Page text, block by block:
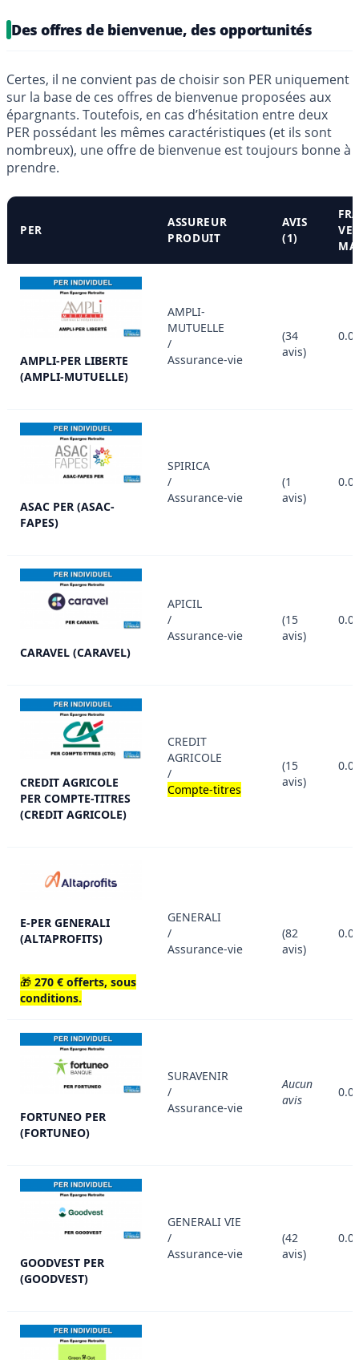
Des offres de bienvenue, des opportunités
Certes, il ne convient pas de choisir son PER uniquement
sur la base de ces offres de bienvenue proposées aux
épargnants. Toutefois, en cas d’hésitation entre deux
PER possédant les mêmes caractéristiques (et ils sont
nombreux), une offre de bienvenue est toujours bonne à
prendre.
PER
ASSUREUR
PRODUIT
AVIS
(1)
AMPLI-PER LIBERTE
(AMPLI-MUTUELLE)
AMPLI-
MUTUELLE
/
Assurance-vie
(34
avis)
ASAC PER (ASAC-
FAPES)
SPIRICA
/
Assurance-vie
(1
avis)
CARAVEL (CARAVEL)
APICIL
/
Assurance-vie
(15
avis)
CREDIT AGRICOLE
PER COMPTE-TITRES
(CREDIT AGRICOLE)
CREDIT
AGRICOLE
/
Compte-titres
(15
avis)
E-PER GENERALI
(ALTAPROFITS)
🎁 270 € offerts, sous
conditions.
GENERALI
/
Assurance-vie
(82
avis)
FORTUNEO PER
(FORTUNEO)
SURAVENIR
/
Assurance-vie
Aucun
avis
GOODVEST PER
(GOODVEST)
GENERALI VIE
/
Assurance-vie
(42
avis)